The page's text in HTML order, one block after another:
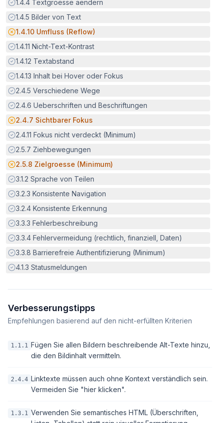
Erfüllt:
1.4.4 Textgroesse aendern
Erfüllt:
1.4.5 Bilder von Text
Potenzielle Barriere:
1.4.10 Umfluss (Reflow)
Erfüllt:
1.4.11 Nicht-Text-Kontrast
Erfüllt:
1.4.12 Textabstand
Erfüllt:
1.4.13 Inhalt bei Hover oder Fokus
Erfüllt:
2.4.5 Verschiedene Wege
Erfüllt:
2.4.6 Ueberschriften und Beschriftungen
Potenzielle Barriere:
2.4.7 Sichtbarer Fokus
Erfüllt:
2.4.11 Fokus nicht verdeckt (Minimum)
Erfüllt:
2.5.7 Ziehbewegungen
Potenzielle Barriere:
2.5.8 Zielgroesse (Minimum)
Erfüllt:
3.1.2 Sprache von Teilen
Erfüllt:
3.2.3 Konsistente Navigation
Erfüllt:
3.2.4 Konsistente Erkennung
Erfüllt:
3.3.3 Fehlerbeschreibung
Erfüllt:
3.3.4 Fehlervermeidung (rechtlich, finanziell, Daten)
Erfüllt:
3.3.8 Barrierefreie Authentifizierung (Minimum)
Erfüllt:
4.1.3 Statusmeldungen
Verbesserungstipps
Empfehlungen basierend auf den nicht-erfüllten Kriterien
1.1.1 Fügen Sie allen Bildern beschreibende Alt-Texte hinzu,
die den Bildinhalt vermitteln.
2.4.4 Linktexte müssen auch ohne Kontext verständlich sein.
Vermeiden Sie "hier klicken".
1.3.1 Verwenden Sie semantisches HTML (Überschriften,